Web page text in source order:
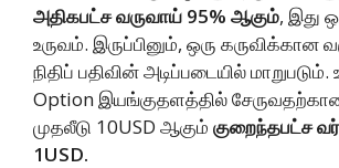
அதிகபட்ச வருவாய் 95% ஆகும், இது
உருவம். இருப்பினும், ஒரு
நிதிப் பதிவின் அடிப்படையில்
Option இயங்குதளத்தில்
முதலீடு 10USD ஆகும் குறைந்தபட்ச
1USD.